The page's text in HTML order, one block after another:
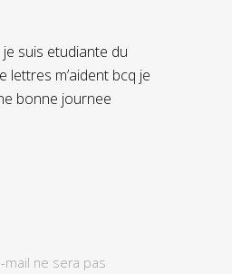
suis etudiante du
lettres m’aident bcq je
bonne journee
ne sera pas